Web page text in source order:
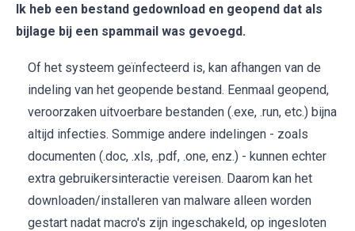
Ik heb een bestand gedownload en geopend dat als
bijlage bij een spammail was gevoegd.
Of het systeem geïnfecteerd is, kan afhangen van de
indeling van het geopende bestand. Eenmaal geopend,
veroorzaken uitvoerbare bestanden (.exe, .run, etc.) bijna
altijd infecties. Sommige andere indelingen - zoals
documenten (.doc, .xls, .pdf, .one, enz.) - kunnen echter
extra gebruikersinteractie vereisen. Daarom kan het
downloaden/installeren van malware alleen worden
gestart nadat macro's zijn ingeschakeld, op ingesloten